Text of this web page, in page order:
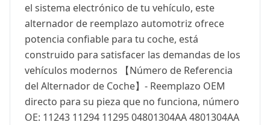
el sistema electrónico de tu vehículo, este
alternador de reemplazo automotriz ofrece
potencia confiable para tu coche, está
construido para satisfacer las demandas de los
vehículos modernos 【Número de Referencia
del Alternador de Coche】- Reemplazo OEM
directo para su pieza que no funciona, número
OE: 11243 11294 11295 04801304AA 4801304AA